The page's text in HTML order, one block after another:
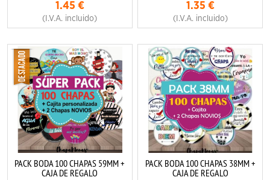
1.45 €
(I.V.A. incluido)
1.35 €
(I.V.A. incluido)
PACK BODA 100 CHAPAS 59MM +
CAJA DE REGALO
PACK BODA 100 CHAPAS 38MM +
CAJA DE REGALO